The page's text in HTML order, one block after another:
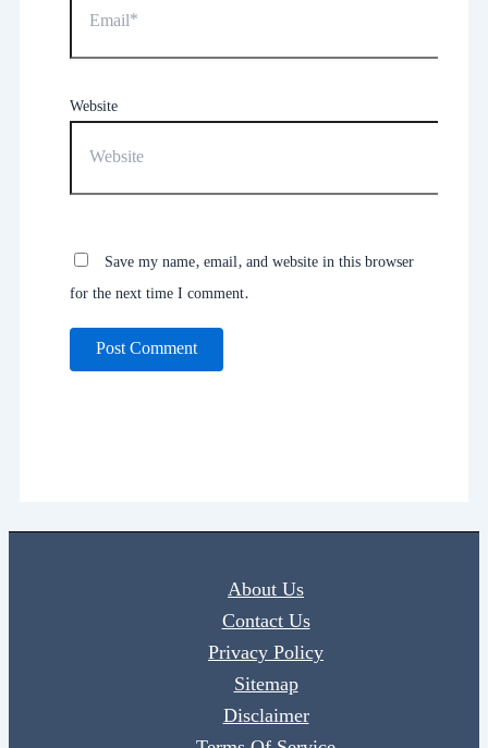
Website
Save my name, email, and website in this browser
for the next time I comment.
About Us
Contact Us
Privacy Policy
Sitemap
Disclaimer